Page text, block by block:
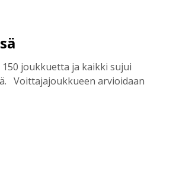
joukkuetta ja kaikki sujui
Voittajajoukkueen arvioidaan